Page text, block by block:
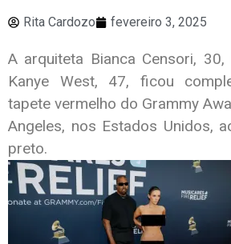
Rita Cardozo fevereiro 3, 2025
A arquiteta Bianca Censori,
Kanye West, 47, ficou
tapete vermelho do Grammy
Angeles, nos Estados Unidos,
preto.